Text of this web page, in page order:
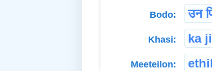
Bodo: उन
Khasi: ka
Meeteilon: ethil